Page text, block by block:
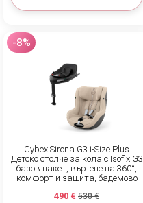
Cybex Sirona G3 i-Size Plus
Детско столче за кола с Isofix G3
базов пакет, въртене на 360°,
комфорт и защита, бадемово
бежово
-8%
490 € 530 €